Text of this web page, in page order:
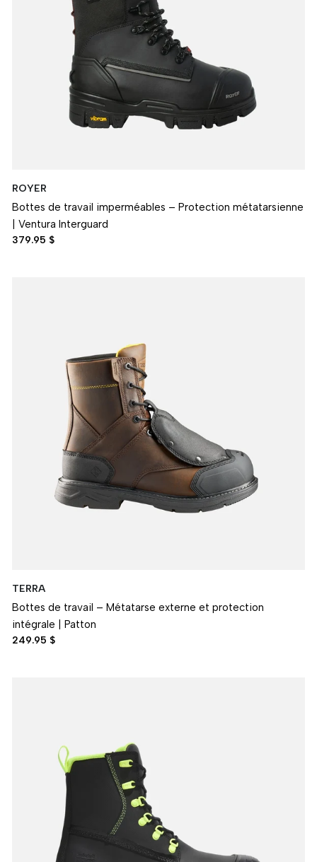
ROYER
Bottes de travail imperméables – Protection métatarsienne
| Ventura Interguard
379.95 $
TERRA
Bottes de travail – Métatarse externe et protection
intégrale | Patton
249.95 $